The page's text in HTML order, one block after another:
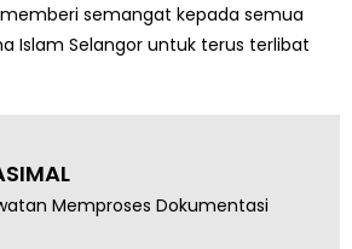
semangat kepada semua
Islam Selangor untuk terus terlibat
Memproses Dokumentasi